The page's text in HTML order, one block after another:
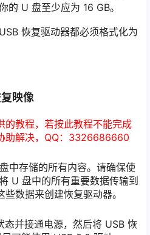
U 盘至少应为 16 GB。
恢复驱动器都必须格式化为
映像
的教程，若按此教程不能完成
助解决，QQ：3326686660
中存储的所有内容。请确保使
U 盘中的所有重要数据传输到
数据来创建恢复驱动器。
态并接通电源，然后将 USB 恢